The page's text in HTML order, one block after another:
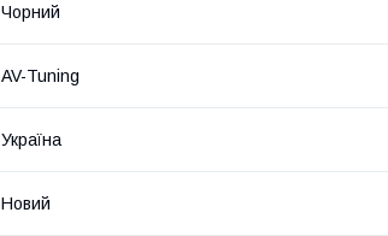
Чорний
AV-Tuning
Україна
Новий